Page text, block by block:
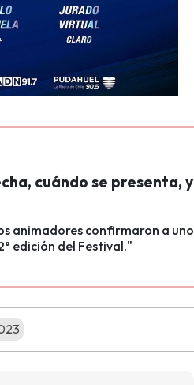
cuándo se presenta, y
animadores confirmaron a uno
edición del Festival."